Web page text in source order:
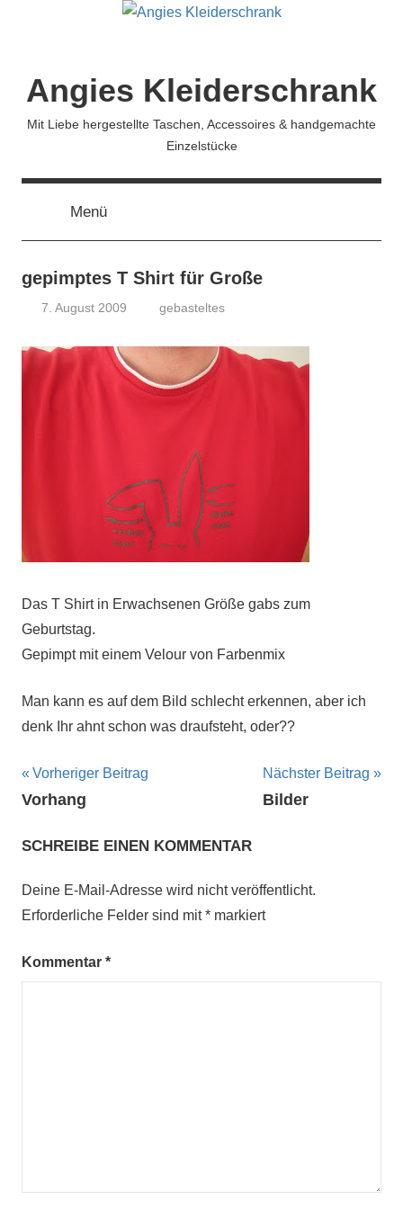
Angies Kleiderschrank
Mit Liebe hergestellte Taschen, Accessoires & handgemachte
Einzelstücke
Menü
gepimptes T Shirt für Große
7. August 2009
gebasteltes
Das T Shirt in Erwachsenen Größe gabs zum
Geburtstag.
Gepimpt mit einem Velour von Farbenmix
Man kann es auf dem Bild schlecht erkennen, aber ich
denk Ihr ahnt schon was draufsteht, oder??
Beitragsnavigation
Vorheriger Beitrag
Vorhang
Nächster Beitrag
Bilder
SCHREIBE EINEN KOMMENTAR
Deine E-Mail-Adresse wird nicht veröffentlicht.
Erforderliche Felder sind mit* markiert
Kommentar *